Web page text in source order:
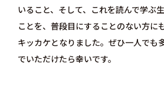
いること、そして、これを読んで学ぶ
ことを、普段目にすることのない方に
キッカケとなりました。ぜひ一人でも
でいただけたら幸いです。